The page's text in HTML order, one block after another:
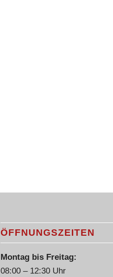
ÖFFNUNGSZEITEN
Montag bis Freitag:
08:00 – 12:30 Uhr